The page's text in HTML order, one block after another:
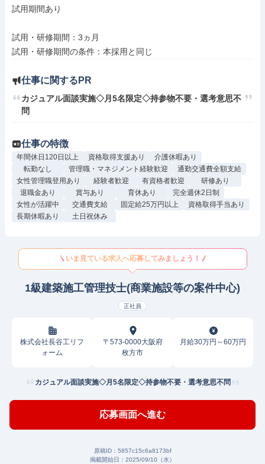
試用期間あり
試用・研修期間：3ヵ月
仕事に関するPR
カジュアル面談実施◇月5名限定◇持参物不要・選考意思不
問
仕事の特徴
年間休日120日以上 資格取得支援あり
介護休暇あり
転勤なし
管理職・マネジメント経験歓迎
通勤交通費全額支給
女性管理職登用あり
経験者歓迎 有資格者歓迎
研修あり
退職金あり
賞与あり 育休あり
完全週休2日制
女性が活躍中
交通費支給 固定給25万円以上
資格取得手当あり
長期休暇あり
土日祝休み
いま見ている求人へ応募してみましょう！
1級建築施工管理技士(商業施設等の案件中心)
正社員
株式会社長谷工リフ
ォーム
〒573-0000大阪府
枚方市
月給30万円～60万円
カジュアル面談実施◇月5名限定◇持参物不要・選考意思不問
応募画面へ進む
原稿ID： 5857c15c6a8173bf
掲載開始日： 2025/09/10（水）